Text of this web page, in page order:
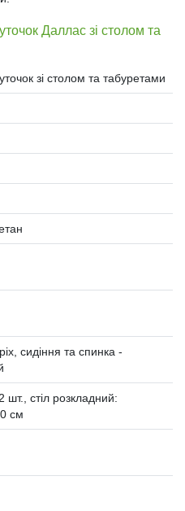
Даллас зі столом та
зі столом та табуретами
сидіння та спинка -
шт., стіл розкладний:
см